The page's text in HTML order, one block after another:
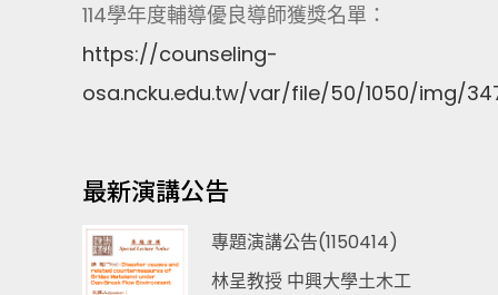
114學年度輔導優良導師獲獎名單：
https://counseling-
osa.ncku.edu.tw/var/file/50/1050/img/
最新演講公告
專題演講公告(1150414)
林呈教授 中興大學土木工